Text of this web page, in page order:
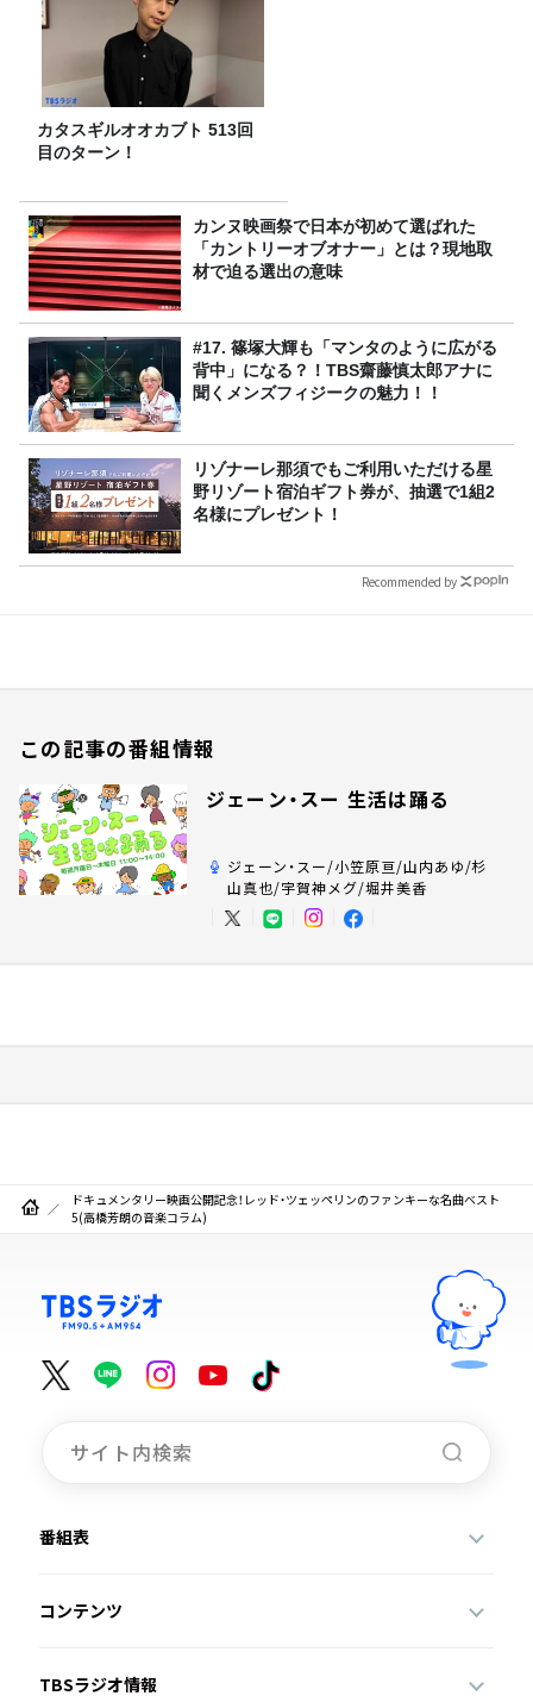
カタスギルオオカブト 513回
目のターン！
カンヌ映画祭で日本が初めて選ばれた
「カントリーオブオナー」とは？現地取
材で迫る選出の意味
#17. 篠塚大輝も「マンタのように広がる
背中」になる？！TBS齋藤慎太郎アナに
聞くメンズフィジークの魅力！！
リゾナーレ那須でもご利用いただける星
野リゾート宿泊ギフト券が、抽選で1組2
名様にプレゼント！
Recommended by
この記事の番組情報
ジェーン・スー 生活は踊る
ジェーン・スー/小笠原亘/山内あゆ/杉
山真也/宇賀神メグ/堀井美香
ドキュメンタリー映画公開記念！レッド・ツェッペリンのファンキーな名曲ベスト
5(高橋芳朗の音楽コラム)
番組表
コンテンツ
TBSラジオ情報